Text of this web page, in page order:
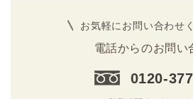
お気軽にお問い合わせ
電話からのお問い
0120-